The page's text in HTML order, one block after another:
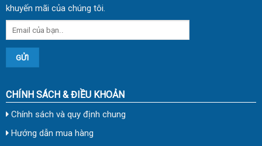
khuyến mãi của chúng tôi.
CHÍNH SÁCH & ĐIỀU KHOẢN
Chính sách và quy định chung
Hướng dẫn mua hàng